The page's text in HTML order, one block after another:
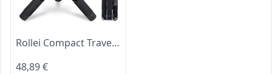
Rollei Compact Traveler Mini M1 Ministativ 49cm aus Aluminium Schwarz
48,89 €